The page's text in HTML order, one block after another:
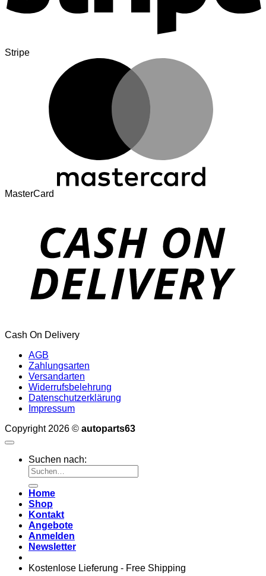
Stripe
MasterCard
Cash On Delivery
AGB
Zahlungsarten
Versandarten
Widerrufsbelehrung
Datenschutzerklärung
Impressum
Copyright 2026 © autoparts63
Suchen nach:
Home
Shop
Kontakt
Angebote
Anmelden
Newsletter
Kostenlose Lieferung - Free Shipping